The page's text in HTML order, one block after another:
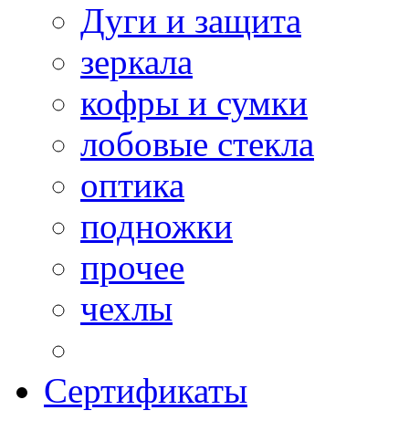
Дуги и защита
зеркала
кофры и сумки
лобовые стекла
оптика
подножки
прочее
чехлы
Сертификаты